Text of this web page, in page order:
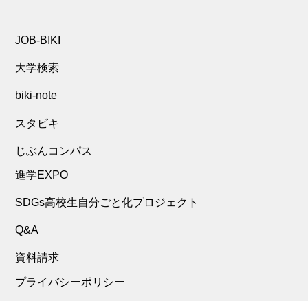
JOB-BIKI
大学検索
biki-note
スタビキ
じぶんコンパス
進学EXPO
SDGs高校生自分ごと化プロジェクト
Q&A
資料請求
プライバシーポリシー